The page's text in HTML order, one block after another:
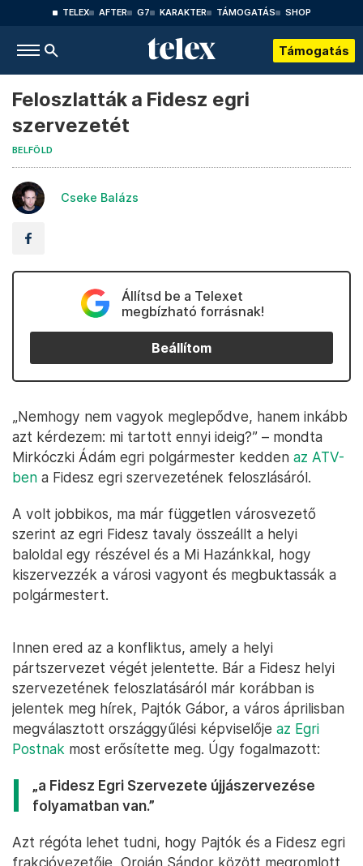
TELEX AFTER G7 KARAKTER TÁMOGATÁS SHOP
Támogatás
Feloszlatták a Fidesz egri
szervezetét
BELFÖLD
Cseke Balázs
Állítsd be a Telexet
megbízható forrásnak!
Beállítom
„Nemhogy nem vagyok meglepődve, hanem inkább
azt kérdezem: mi tartott ennyi ideig?” – mondta
Mirkóczki Ádám egri polgármester kedden az ATV-
ben a Fidesz egri szervezetének feloszlásáról.
A volt jobbikos, ma már független városvezető
szerint az egri Fidesz tavaly összeállt a helyi
baloldal egy részével és a Mi Hazánkkal, hogy
kiszervezzék a városi vagyont és megbuktassák a
polgármestert.
Innen ered az a konfliktus, amely a helyi
pártszervezet végét jelentette. Bár a Fidesz helyi
szervezetének feloszlatásáról már korábban is
jelentek meg hírek, Pajtók Gábor, a város áprilisban
megválasztott országgyűlési képviselője az Egri
Postnak most erősítette meg. Úgy fogalmazott:
„a Fidesz Egri Szervezete újjászervezése
folyamatban van.”
Azt régóta lehet tudni, hogy Pajtók és a Fidesz egri
frakcióvezetője, Oroján Sándor között megromlott